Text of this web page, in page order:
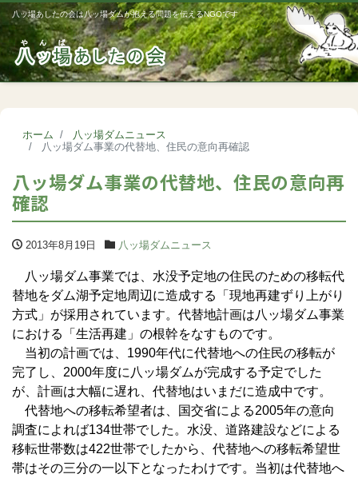
八ッ場あしたの会は八ッ場ダムが抱える問題を伝えるNGOです
ホーム
八ッ場ダムニュース
八ッ場ダム事業の代替地、住民の意向再確認
八ッ場ダム事業の代替地、住民の意向再
確認
2013年8月19日 八ッ場ダムニュース
八ッ場ダム事業では、水没予定地の住民のための移転代
替地をダム湖予定地周辺に造成する「現地再建ずり上がり
方式」が採用されています。代替地計画は八ッ場ダム事業
における「生活再建」の根幹をなすものです。
当初の計画では、1990年代に代替地への住民の移転が
完了し、2000年度に八ッ場ダムが完成する予定でした
が、計画は大幅に遅れ、代替地はいまだに造成中です。
代替地への移転希望者は、国交省による2005年の意向
調査によれば134世帯でした。水没、道路建設などによる
移転世帯数は422世帯でしたから、代替地への移転希望世
帯はその三分の一以下となったわけです。当初は代替地へ